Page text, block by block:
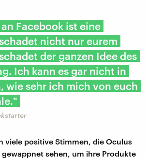
Facebook ist eine
nicht nur eurem
der ganzen Idee des
Ich kann es gar nicht in
wie sehr ich mich von euch
viele positive Stimmen, die Oculus
sehen, um ihre Produkte